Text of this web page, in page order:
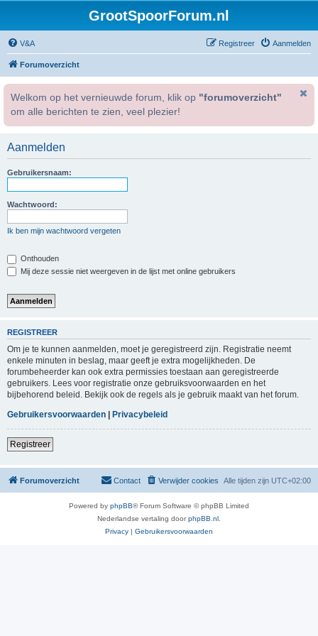
GrootSpoorForum.nl
V&A Aanmelden
Registreer
Forumoverzicht
Welkom op het vernieuwde forum, klik op "forumoverzicht"
om alle berichten te zien, veel plezier!
Aanmelden
Gebruikersnaam:
Wachtwoord:
Ik ben mijn wachtwoord vergeten
Onthouden
Mij deze sessie niet weergeven in de lijst met online gebruikers
REGISTREER
Om je te kunnen aanmelden, moet je geregistreerd zijn. Registratie neemt
enkele minuten in beslag, maar geeft je extra mogelijkheden. De
forumbeheerder kan ook extra permissies toestaan aan geregistreerde
gebruikers. Lees voor registratie onze gebruiksvoorwaarden en het
bijbehorend beleid. Bekijk ook de regels als je gebruik maakt van het forum.
Gebruikersvoorwaarden | Privacybeleid
Registreer
Forumoverzicht Alle tijden zijn UTC+02:00
Verwijder cookies
Contact
Powered by phpBB® Forum Software © phpBB Limited
Nederlandse vertaling doorphpBB.nl
Privacy | Gebruikersvoorwaarden